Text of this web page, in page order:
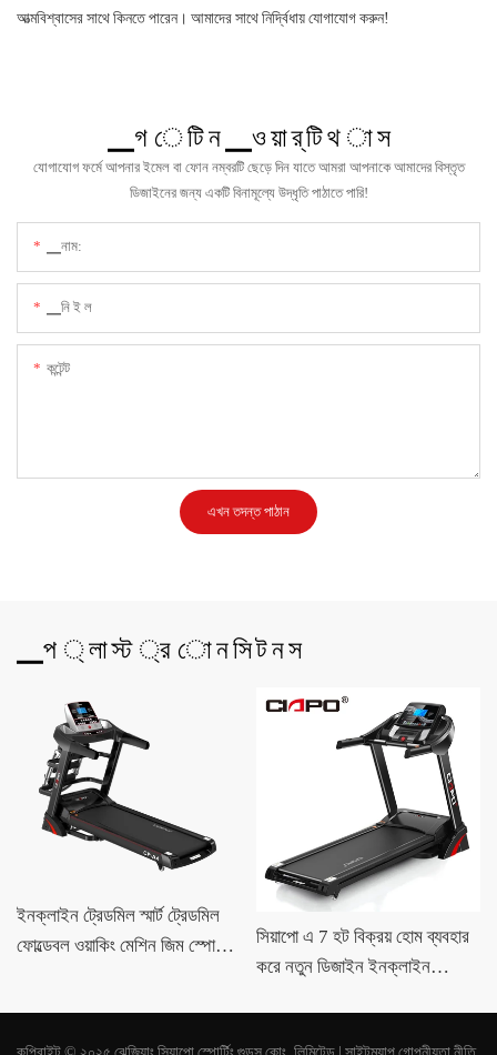
আত্মবিশ্বাসের সাথে কিনতে পারেন। আমাদের সাথে নির্দ্বিধায় যোগাযোগ করুন!
▁গ ে টি ন ▁ও য়া র্ টি থ া স
যোগাযোগ ফর্মে আপনার ইমেল বা ফোন নম্বরটি ছেড়ে দিন যাতে আমরা আপনাকে আমাদের বিস্তৃত
ডিজাইনের জন্য একটি বিনামূল্যে উদ্ধৃতি পাঠাতে পারি!
▁নাম:
▁নি ই ল
কন্টেন্ট
এখন তদন্ত পাঠান
▁প ্ লা স্ট ্র ো ন সি ট ন স
ইনক্লাইন ট্রেডমিল স্মার্ট ট্রেডমিল
ফোল্ডেবল ওয়াকিং মেশিন জিম স্পোর্টস
সিয়াপো এ 7 হট বিক্রয় হোম ব্যবহার
করে নতুন ডিজাইন ইনক্লাইন